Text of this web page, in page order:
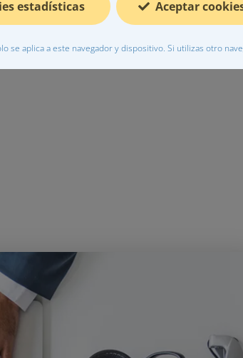
estadísticas Aceptar
se aplica a este navegador y dispositivo. Si utilizas otro